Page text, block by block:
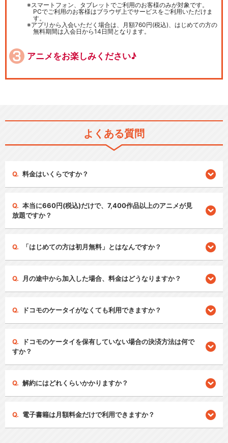
スマートフォン、タブレットでご利用のお客様のみが対象です。
PCでご利用のお客様はブラウザ上でサービスをご利用いただけま
す。
アプリから入会いただく場合は、月額760円(税込)、はじめての方の
無料期間は入会日から14日間となります。
アニメをお楽しみください♪
よくある質問
料金はいくらですか？
本当に660円(税込)だけで、7,400作品以上のアニメが見
放題ですか？
「はじめての方は初月無料」とはなんですか？
月の途中から加入した場合、料金はどうなりますか？
ドコモのケータイがなくても利用できますか？
ドコモのケータイを保有していない場合の決済方法は何で
すか？
解約にはどれくらいかかりますか？
電子書籍は月額料金だけで利用できますか？